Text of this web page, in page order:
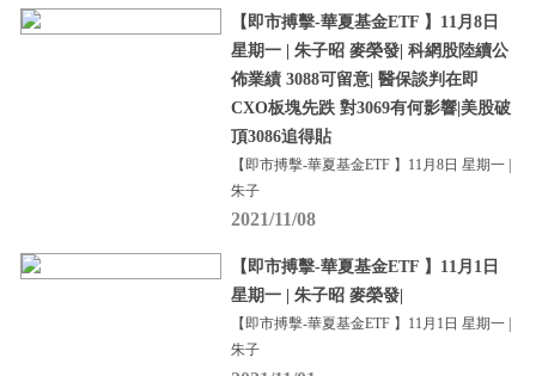
【即市搏擊-華夏基金ETF 】11月8日
星期一 | 朱子昭 麥榮發| 科網股陸續公
佈業績 3088可留意| 醫保談判在即
CXO板塊先跌 對3069有何影響|美股破
頂3086追得貼
【即市搏擊-華夏基金ETF 】11月8日 星期一 |
朱子
2021/11/08
【即市搏擊-華夏基金ETF 】11月1日
星期一 | 朱子昭 麥榮發|
【即市搏擊-華夏基金ETF 】11月1日 星期一 |
朱子